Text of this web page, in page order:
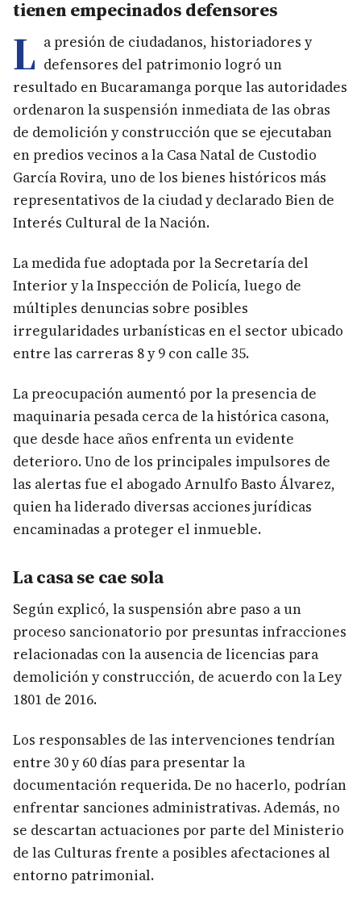
tienen empecinados defensores
L a presión de ciudadanos, historiadores y
defensores del patrimonio logró un
resultado en Bucaramanga porque las autoridades
ordenaron la suspensión inmediata de las obras
de demolición y construcción que se ejecutaban
en predios vecinos a la Casa Natal de Custodio
García Rovira, uno de los bienes históricos más
representativos de la ciudad y declarado Bien de
Interés Cultural de la Nación.
La medida fue adoptada por la Secretaría del
Interior y la Inspección de Policía, luego de
múltiples denuncias sobre posibles
irregularidades urbanísticas en el sector ubicado
entre las carreras 8 y 9 con calle 35.
La preocupación aumentó por la presencia de
maquinaria pesada cerca de la histórica casona,
que desde hace años enfrenta un evidente
deterioro. Uno de los principales impulsores de
las alertas fue el abogado Arnulfo Basto Álvarez,
quien ha liderado diversas acciones jurídicas
encaminadas a proteger el inmueble.
La casa se cae sola
Según explicó, la suspensión abre paso a un
proceso sancionatorio por presuntas infracciones
relacionadas con la ausencia de licencias para
demolición y construcción, de acuerdo con la Ley
1801 de 2016.
Los responsables de las intervenciones tendrían
entre 30 y 60 días para presentar la
documentación requerida. De no hacerlo, podrían
enfrentar sanciones administrativas. Además, no
se descartan actuaciones por parte del Ministerio
de las Culturas frente a posibles afectaciones al
entorno patrimonial.